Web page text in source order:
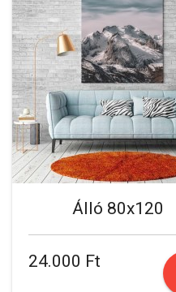
Álló 80x120
24.000 Ft